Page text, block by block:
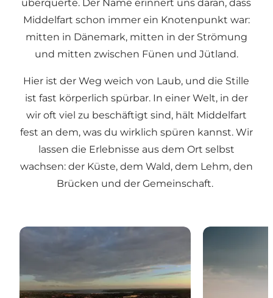
überquerte. Der Name erinnert uns daran, dass
Middelfart schon immer ein Knotenpunkt war:
mitten in Dänemark, mitten in der Strömung
und mitten zwischen Fünen und Jütland.
Hier ist der Weg weich von Laub, und die Stille
ist fast körperlich spürbar. In einer Welt, in der
wir oft viel zu beschäftigt sind, hält Middelfart
fest an dem, was du wirklich spüren kannst. Wir
lassen die Erlebnisse aus dem Ort selbst
wachsen: der Küste, dem Wald, dem Lehm, den
Brücken und der Gemeinschaft.
Es beginnt hier Ruhe und